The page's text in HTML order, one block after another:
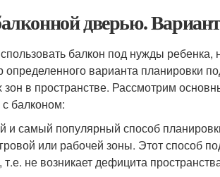
дверью.
балкон под нужды
варианта планировки
в пространстве. Рассмотрим
балконом:
самый популярный способ
или рабочей зоны. Этот способ
т.е. не возникает дефицита